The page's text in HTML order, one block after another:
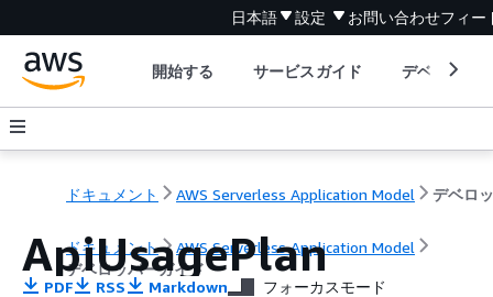
日本語 設定 お問い合わせフィー
開始する サービスガイド デベロッパ
ドキュメント AWS Serverless Application Model
ドキュメント
AWS Serverless Application Model
デベロッパーガイド
ApiUsagePlan
PDF RSS Markdown フォーカスモード